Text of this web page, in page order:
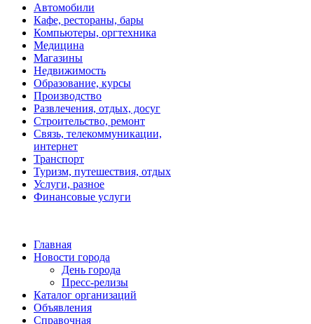
Автомобили
Кафе, рестораны, бары
Компьютеры, оргтехника
Медицина
Магазины
Недвижимость
Образование, курсы
Производство
Развлечения, отдых, досуг
Строительство, ремонт
Связь, телекоммуникации,
интернет
Транспорт
Туризм, путешествия, отдых
Услуги, разное
Финансовые услуги
Главная
Новости города
День города
Пресс-релизы
Каталог организаций
Объявления
Справочная